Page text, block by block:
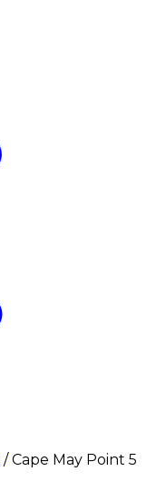
/ Cape May Point 5